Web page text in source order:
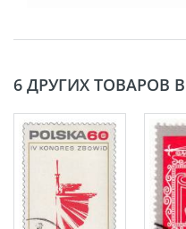
6 ДРУГИХ ТОВАРОВ